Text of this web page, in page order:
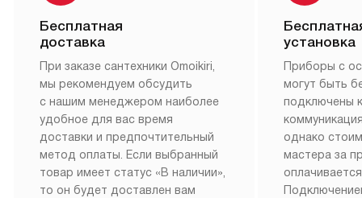
Бесплатная
доставка
При заказе сантехники Omoikiri,
мы рекомендуем обсудить
с нашим менеджером наиболее
удобное для вас время
доставки и предпочтительный
метод оплаты. Если выбранный
товар имеет статус «В наличии»,
то он будет доставлен вам
установка
Приборы с
могут быть
подключены
однако
мастера за